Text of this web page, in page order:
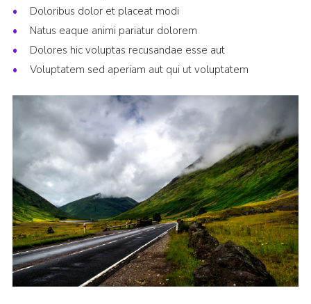
Doloribus dolor et placeat modi
Natus eaque animi pariatur dolorem
Dolores hic voluptas recusandae esse aut
Voluptatem sed aperiam aut qui ut voluptatem